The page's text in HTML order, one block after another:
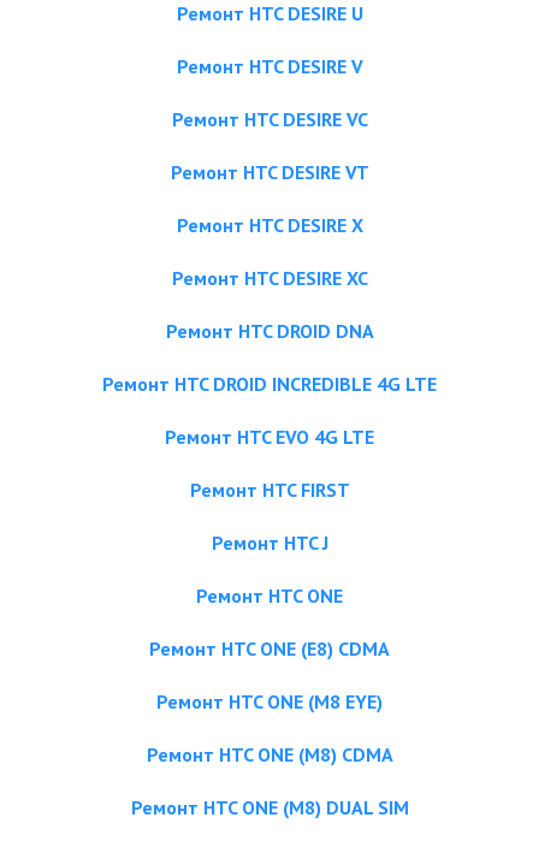
Ремонт HTC DESIRE U
Ремонт HTC DESIRE V
Ремонт HTC DESIRE VC
Ремонт HTC DESIRE VT
Ремонт HTC DESIRE X
Ремонт HTC DESIRE XC
Ремонт HTC DROID DNA
Ремонт HTC DROID INCREDIBLE 4G LTE
Ремонт HTC EVO 4G LTE
Ремонт HTC FIRST
Ремонт HTC J
Ремонт HTC ONE
Ремонт HTC ONE (E8) CDMA
Ремонт HTC ONE (M8 EYE)
Ремонт HTC ONE (M8) CDMA
Ремонт HTC ONE (M8) DUAL SIM